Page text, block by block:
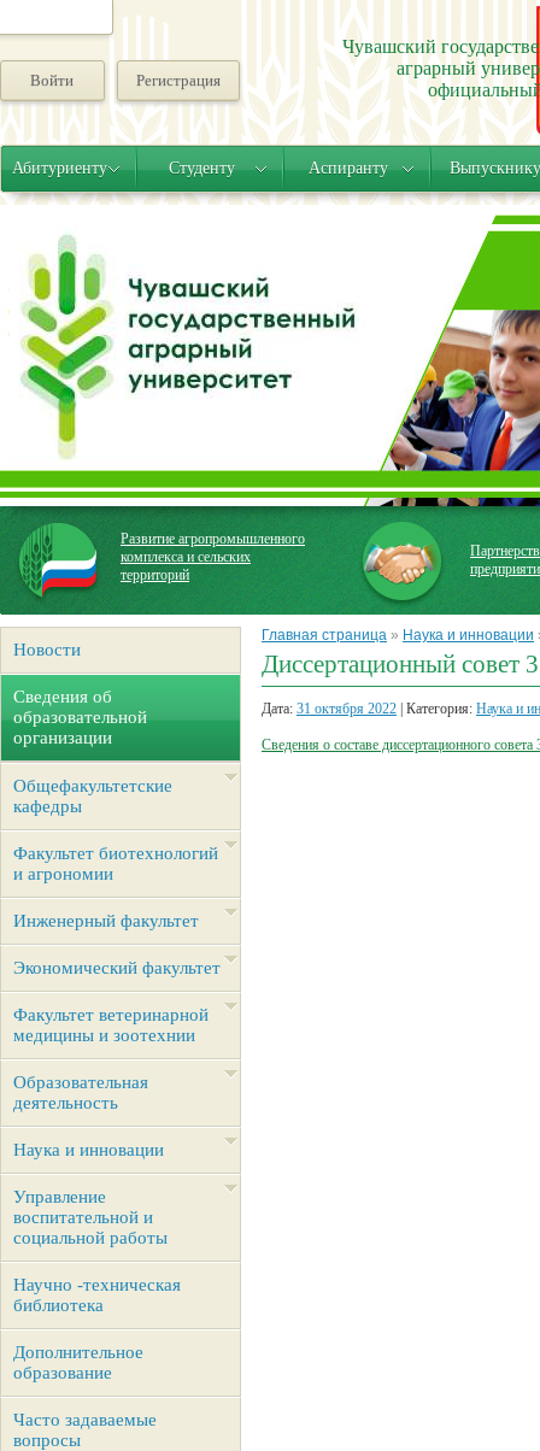
Войти Регистрация
Чувашский
аграрный
Абитуриенту Студенту Аспиранту
Развитие агропромышленного
комплекса и сельских
территорий
Новости
Сведения об
образовательной
организации
Общефакультетские
кафедры
Факультет биотехнологий
и агрономии
Инженерный факультет
Экономический факультет
Факультет ветеринарной
медицины и зоотехнии
Образовательная
деятельность
Наука и инновации
Управление
воспитательной и
социальной работы
Научно -техническая
библиотека
Дополнительное
образование
Часто задаваемые
вопросы
Главная страница » Наука и инновации
Диссертационный совет
Дата: 31 октября 2022 | Категория: Наука и
Сведения о составе диссертационного